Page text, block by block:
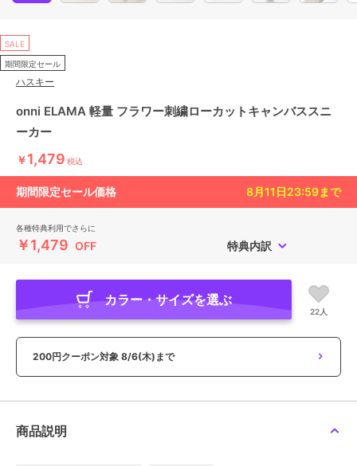
SALE
期間限定セール
ハスキー
onni ELAMA 軽量 フラワー刺繍ローカットキャンバススニ
ーカー
￥1,479 税込
期間限定セール価格 8月11日23:59まで
各種特典利用でさらに
￥1,479 OFF 特典内訳
カラー・サイズを選ぶ
22人
200円クーポン対象 8/6(木)まで
商品説明